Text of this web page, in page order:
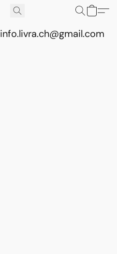
info.livra.ch@gmail.com